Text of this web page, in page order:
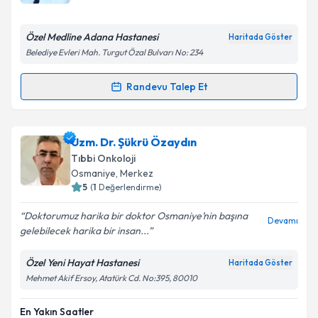
Kişisel verilerimin işlenmesine ilişkinAydınlatma
kapsamda işlenmesini kabul ediyorum.
Takvim Talebini Gönder
Özel Medline Adana Hastanesi Haritada Göster
Belediye Evleri Mah. Turgut Özal Bulvarı No: 234
Randevu Talep Et
Randevu Takvimi Talebi
Doç. Dr. Hakan Sakallıiçin randevu takvimi talebi
oluşturun. Size bu uzmandan randevu almanız için bir
takvim hazırlandığında e-posta ile bilgilendireceğiz.
Kişisel verilerimin işlenmesine ilişkin
Aydınlatma
Metni'ni okudum ve kişisel verilerimin belirtilen
kapsamda işlenmesini kabul ediyorum.
Uzm. Dr. Şükrü Özaydın
Tıbbi Onkoloji
Osmaniye, Merkez
5 (1 Değerlendirme)
Doktorumuz harika bir doktor Osmaniye’nin başına
gelebilecek harika bir insan...
Devamı
Özel Yeni Hayat Hastanesi Haritada Göster
Mehmet Akif Ersoy, Atatürk Cd. No:395, 80010
En Yakın Saatler